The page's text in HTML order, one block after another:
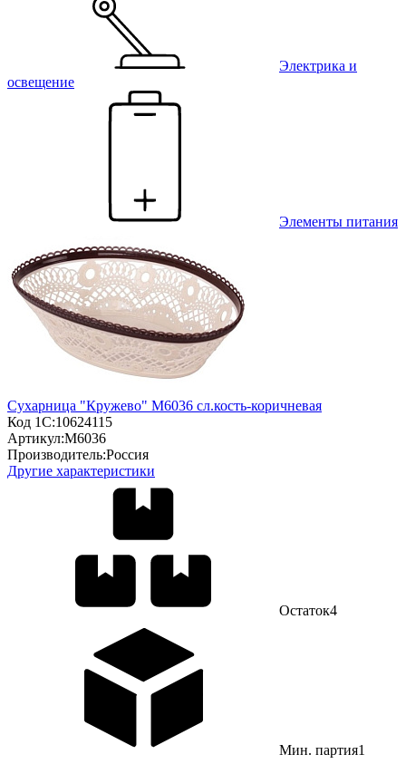
Электрика и
освещение
Элементы питания
Сухарница "Кружево" М6036 сл.кость-коричневая
Код 1С:10624115
Артикул:М6036
Производитель:Россия
Другие характеристики
Остаток4
Мин. партия1